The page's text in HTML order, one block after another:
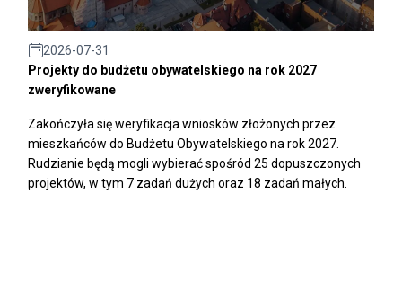
2026-07-31
Projekty do budżetu obywatelskiego na rok 2027
zweryfikowane
Zakończyła się weryfikacja wniosków złożonych przez
mieszkańców do Budżetu Obywatelskiego na rok 2027.
Rudzianie będą mogli wybierać spośród 25 dopuszczonych
projektów, w tym 7 zadań dużych oraz 18 zadań małych.